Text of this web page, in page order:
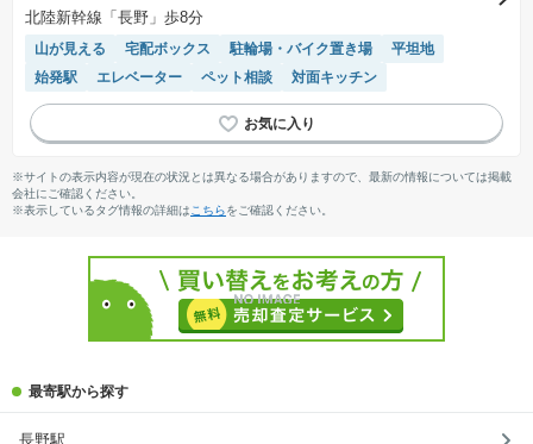
北陸新幹線「長野」歩8分
山が見える 宅配ボックス 駐輪場・バイク置き場
平坦地
始発駅
エレベーター ペット相談 対面キッチン
※サイトの表示内容が現在の状況とは異なる場合がありますので、最新の情報については掲載
会社にご確認ください。
※表示しているタグ情報の詳細は こちらをご確認ください。
最寄駅から探す
長野駅